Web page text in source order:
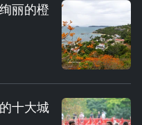
丽的橙
十大城